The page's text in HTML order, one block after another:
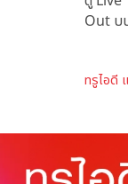
Out บ
ทรูไอดี